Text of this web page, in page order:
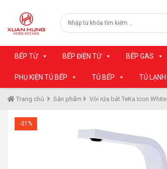
BẾP TỪ BẾP ĐIỆN TỪ BẾP GAS
PHỤ KIỆN TỦ BẾP TỦ BẾP TỦ LẠNH
Trang chủ Sản phẩm Vòi rửa bát TeKa Icon White
-31%